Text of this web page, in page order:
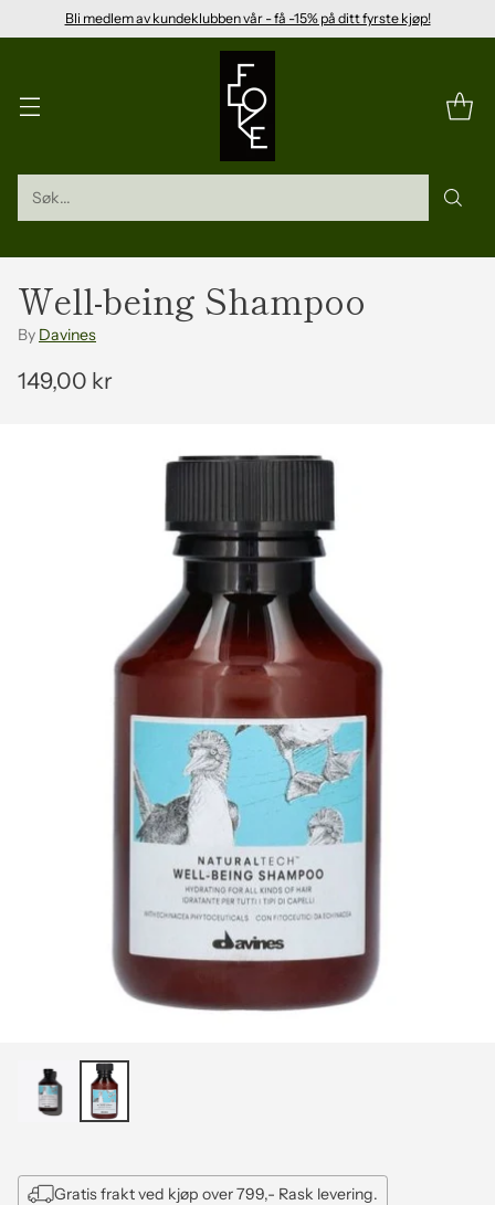
Bli medlem av kundeklubben vår - få -15% på ditt fyrste kjøp!
Søk...
Well-being Shampoo
By Davines
Vanleg
149,00 kr
Gratis frakt ved kjøp over 799,- Rask levering.